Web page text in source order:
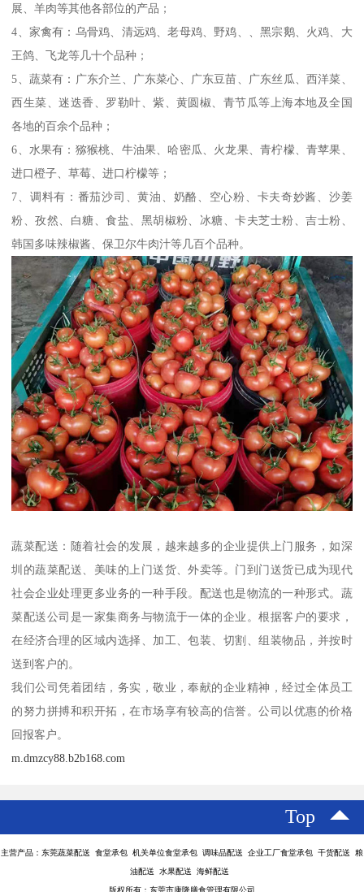
展、羊肉等其他各部位的产品；
4、家禽有：乌骨鸡、清远鸡、老母鸡、野鸡、、黑宗鹅、火鸡、大
王鸽、飞龙等几十个品种；
5、蔬菜有：广东介兰、广东菜心、广东豆苗、广东丝瓜、西洋菜、
西生菜、迷迭香、罗勒叶、紫、黄圆椒、青节瓜等上海本地及全国
各地的百余个品种；
6、水果有：猕猴桃、牛油果、哈密瓜、火龙果、青柠檬、青苹果、
进口橙子、草莓、进口柠檬等；
7、调料有：番茄沙司、黄油、奶酪、空心粉、卡夫奇妙酱、沙姜
粉、孜然、白糖、食盐、黑胡椒粉、冰糖、卡夫芝士粉、吉士粉、
韩国多味辣椒酱、保卫尔牛肉汁等几百个品种。
蔬菜配送：随着社会的发展，越来越多的企业提供上门服务，如深
圳的蔬菜配送、美味的上门送货、外卖等。门到门送货已成为现代
社会企业处理更多业务的一种手段。配送也是物流的一种形式。蔬
菜配送公司是一家集商务与物流于一体的企业。根据客户的要求，
在经济合理的区域内选择、加工、包装、切割、组装物品，并按时
送到客户的。
我们公司凭着团结，务实，敬业，奉献的企业精神，经过全体员工
的努力拼搏和积开拓，在市场享有较高的信誉。公司以优惠的价格
回报客户。
m.dmzcy88.b2b168.com
Top
主营产品：东莞蔬菜配送 食堂承包 机关单位食堂承包 调味品配送 企业工厂食堂承包 干货配送 粮
油配送 水果配送 海鲜配送
版权所有：东莞市康隆膳食管理有限公司